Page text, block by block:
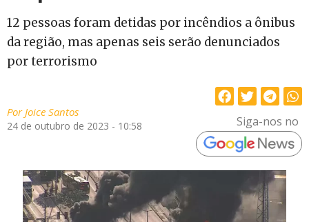
12 pessoas foram detidas por incêndios a ônibus
da região, mas apenas seis serão denunciados
por terrorismo
PorJoice Santos
24 de outubro de 2023 - 10:58 Siga-nos no